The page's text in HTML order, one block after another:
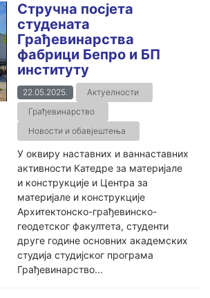
Стручна посјета
студената
Грађевинарства
фабрици Бепро и БП
институту
22.05.2025.
Актуелности
Грађевинарство
Новости и обавјештења
У оквиру наставних и ваннаставних
активности Катедре за материјале
и конструкције и Центра за
материјале и конструкције
Архитектонско-грађевинско-
геодетског факултета, студенти
друге године основних академских
студија студијског програма
Грађевинарство...